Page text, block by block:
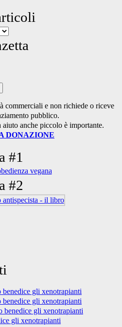
commerciali e non richiede o riceve
pubblico.
aiuto anche piccolo è importante.
DONAZIONE
#1
#2
benedice gli xenotrapianti
benedice gli xenotrapianti
benedice gli xenotrapianti
gli xenotrapianti